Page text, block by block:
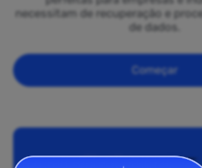
necessitam de recuperação e
de dados.
Começar